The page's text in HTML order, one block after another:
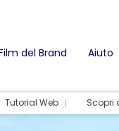
del Brand Aiuto
Tutorial Web Scopri